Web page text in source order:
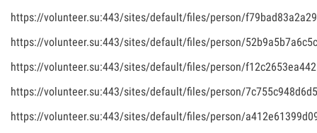
https://volunteer.su:443/sites/default/files/person/
https://volunteer.su:443/sites/default/files/person/
https://volunteer.su:443/sites/default/files/person/
https://volunteer.su:443/sites/default/files/person/
https://volunteer.su:443/sites/default/files/person/